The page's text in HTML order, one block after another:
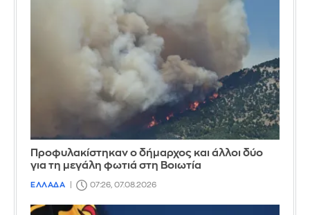
Προφυλακίστηκαν ο δήμαρχος και άλλοι δύο
για τη μεγάλη φωτιά στη Βοιωτία
ΕΛΛΑΔΑ 07:26, 07.08.2026